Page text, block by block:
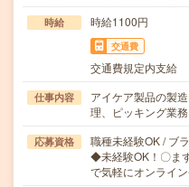
時給 時給1100円
交通費
交通費規定内支給
仕事内容
アイケア製品の製
理、ピッキング業
応募資格
職種未経験OK / ブ
◆未経験OK！〇ま
で気軽にオンライ